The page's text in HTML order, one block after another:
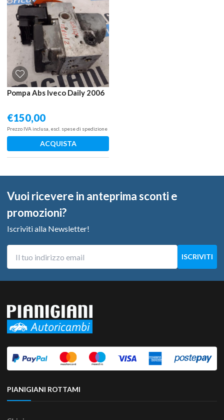
Pompa Abs Iveco Daily 2006
€150,00
Prezzo IVA inclusa, escl. spese di spedizione
ACQUISTA
Vuoi ricevere in anteprima sconti e
promozioni?
Iscriviti alla Newsletter!
PIANIGIANI ROTTAMI